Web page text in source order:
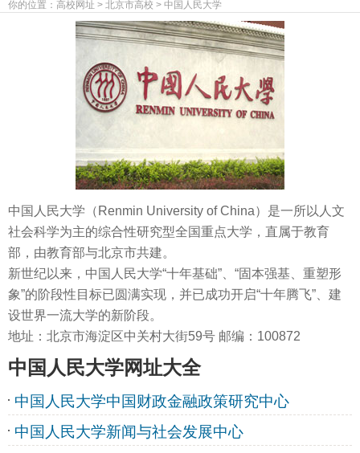
你的位置： 高校网址 > 北京市高校 > 中国人民大学
中国人民大学（Renmin University of China）是一所以人文
社会科学为主的综合性研究型全国重点大学，直属于教育
部，由教育部与北京市共建。
新世纪以来，中国人民大学“十年基础”、“固本强基、重塑形
象”的阶段性目标已圆满实现，并已成功开启“十年腾飞”、建
设世界一流大学的新阶段。
地址：北京市海淀区中关村大街59号 邮编：100872
中国人民大学网址大全
中国人民大学中国财政金融政策研究中心
中国人民大学新闻与社会发展中心